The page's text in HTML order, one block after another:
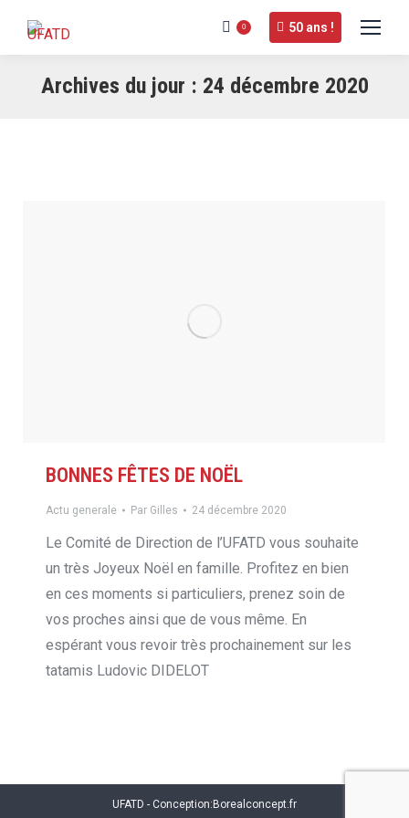
0 50 ans !
Archives du jour : 24 décembre 2020
BONNES FÊTES DE NOËL
Actu generale Par Gilles 24 décembre 2020
Le Comité de Direction de l’UFATD vous souhaite
un très Joyeux Noël en famille. Profitez en bien
en ces moments si particuliers, prenez soin de
vos proches ainsi que de vous même. En
espérant vous revoir très prochainement sur les
tatamis Ludovic DIDELOT
UFATD - Conception: Borealconcept.fr